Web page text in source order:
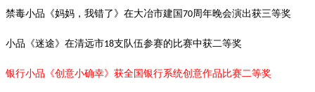
禁毒小品《妈妈，我错了》在大冶市建国70周年晚会演出获三等奖
小品《迷途》在清远市18支队伍参赛的比赛中获二等奖
银行小品《创意小确幸》获全国银行系统创意作品比赛二等奖